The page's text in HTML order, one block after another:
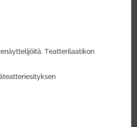
Teatterilaatikon